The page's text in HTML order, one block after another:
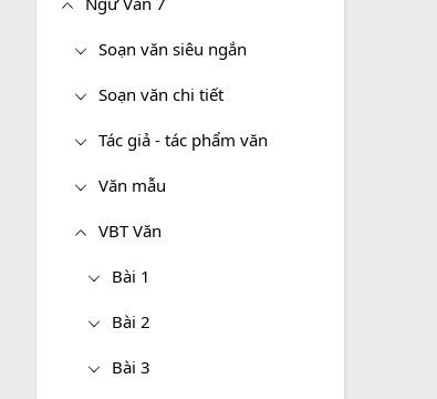
Soạn văn siêu ngắn
Soạn văn chi tiết
Tác giả - tác phẩm văn
Văn mẫu
VBT Văn
Bài 1
Bài 2
Bài 3